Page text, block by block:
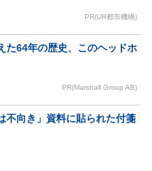
PR(UR都市機構)
た64年の歴史、このヘッドホ
PR(Marshall Group AB)
不向き」資料に貼られた付箋